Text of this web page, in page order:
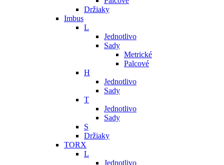
Držiaky
Imbus
L
Jednotlivo
Sady
Metrické
Palcové
H
Jednotlivo
Sady
T
Jednotlivo
Sady
S
Držiaky
TORX
L
Jednotlivo